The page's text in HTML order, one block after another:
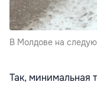
В Молдове на
Так, минимальная